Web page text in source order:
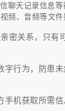
聊天记录信息
频、音频等文件
密关系，只有
行为，防患未
手机获取所需信